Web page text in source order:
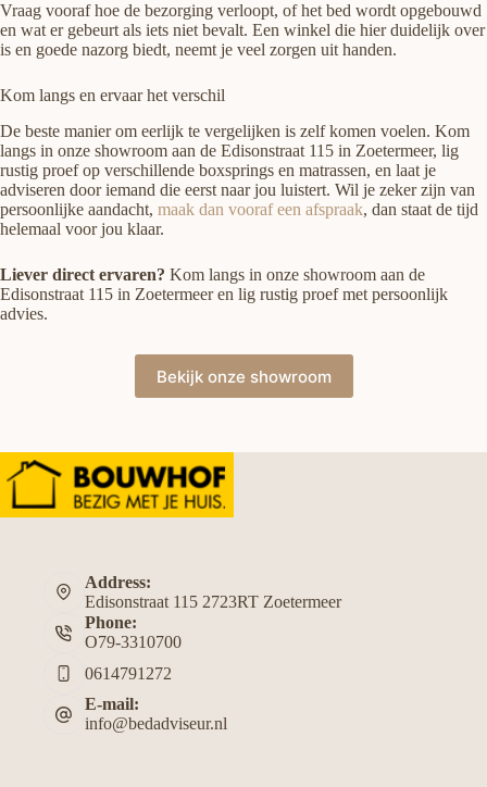
Vraag vooraf hoe de bezorging verloopt, of het bed wordt opgebouwd
en wat er gebeurt als iets niet bevalt. Een winkel die hier duidelijk over
is en goede nazorg biedt, neemt je veel zorgen uit handen.
Kom langs en ervaar het verschil
De beste manier om eerlijk te vergelijken is zelf komen voelen. Kom
langs in onze showroom aan de Edisonstraat 115 in Zoetermeer, lig
rustig proef op verschillende boxsprings en matrassen, en laat je
adviseren door iemand die eerst naar jou luistert. Wil je zeker zijn van
persoonlijke aandacht, maak dan vooraf een afspraak, dan staat de tijd
helemaal voor jou klaar.
Liever direct ervaren? Kom langs in onze showroom aan de
Edisonstraat 115 in Zoetermeer en lig rustig proef met persoonlijk
advies.
Bekijk onze showroom
Address:
Edisonstraat 115 2723RT Zoetermeer
Phone:
O79-3310700
0614791272
E-mail:
info@bedadviseur.nl